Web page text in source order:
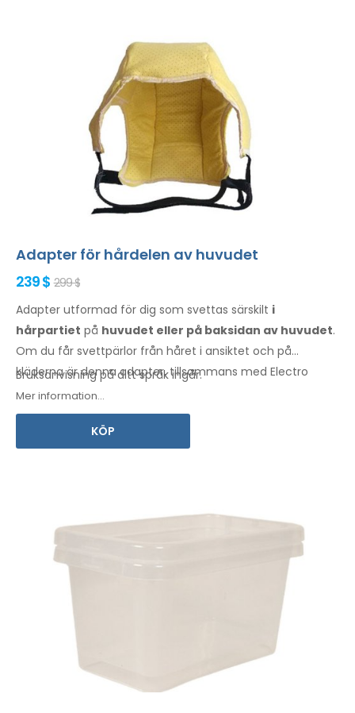
Adapter för hårdelen av huvudet
239 $ 299 $
Adapter utformad för dig som svettas särskilt i
hårpartiet på huvudet eller på baksidan av huvudet.
Om du får svettpärlor från håret i ansiktet och på
klädernaär denna adapter, tillsammans med Electro
Antiperspirant Forte eller Electro Antiperspirant ELITE,
något för dig.
Bruksanvisning på ditt språk ingår.
Mer information...
KÖP